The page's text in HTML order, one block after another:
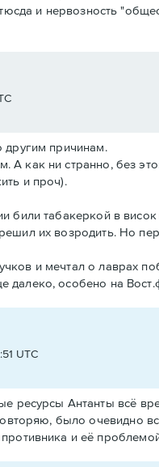
и нервозность
другим причинам.
как ни странно, без
и проч).
били табакеркой в
их возродить. Но
и мечтал о лаврах
далеко, особено на
UTC
ресурсы Антанты всё
было очевидно
и её